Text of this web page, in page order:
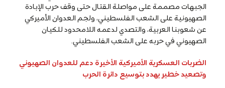
الجبهات مصممة على مواصلة القتال حتى وقف حرب الإبادة
الصهيونية على الشعب الفلسطيني، ولجم العدوان الأميركي
عن شعوبنا العربية، والتصدي لدعمه اللامحدود للكيان
الصهيوني في حربه على الشعب الفلسطيني.
الضربات العسكرية الأميركية الأخيرة دعم للعدوان الصهيوني
وتصعيد خطير يهدد بتوسيع دائرة الحرب